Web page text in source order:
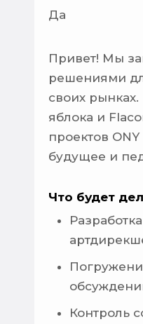
Да
Привет! Мы
решениями
своих
яблока и
проектов
будущее и
Что будет
Контроль